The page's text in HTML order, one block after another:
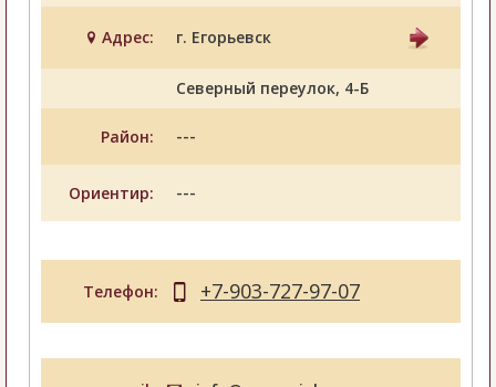
Адрес: г. Егорьевск
Северный переулок, 4-Б
Район: ---
Ориентир: ---
Телефон: +7-903-727-97-07